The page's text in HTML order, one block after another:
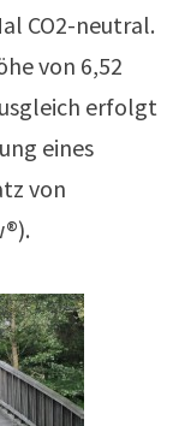
CO2-neutral.
von 6,52
erfolgt
eines
von